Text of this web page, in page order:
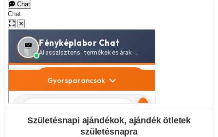
Chat
Chat
✕
Születésnapi ajándékok, ajándék ötletek
születésnapra